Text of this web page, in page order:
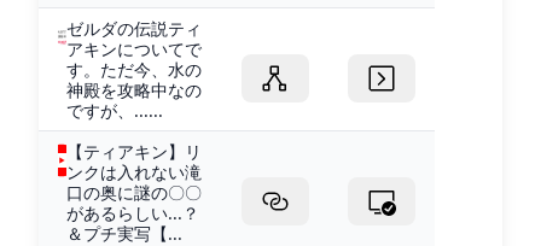
ゼルダの伝説ティ
アキンについてで
す。ただ今、水の
神殿を攻略中なの
ですが、......
【ティアキン】リ
ンクは入れない滝
口の奥に謎の〇〇
があるらしい...？
＆プチ実写【...